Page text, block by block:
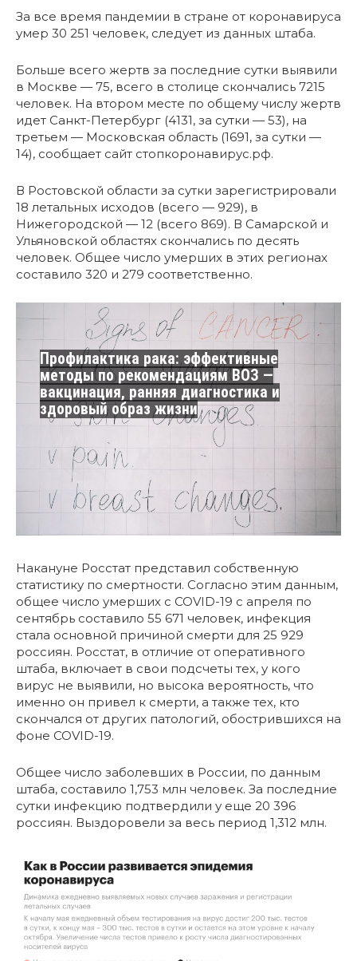
За все время пандемии в стране от коронавируса
умер 30 251 человек, следует из данных штаба.
Больше всего жертв за последние сутки выявили
в Москве — 75, всего в столице скончались 7215
человек. На втором месте по общему числу жертв
идет Санкт-Петербург (4131, за сутки — 53), на
третьем — Московская область (1691, за сутки —
14), сообщает сайт стопкоронавирус.рф.
В Ростовской области за сутки зарегистрировали
18 летальных исходов (всего — 929), в
Нижегородской — 12 (всего 869). В Самарской и
Ульяновской областях скончались по десять
человек. Общее число умерших в этих регионах
составило 320 и 279 соответственно.
Профилактика рака: эффективные
методы по рекомендациям ВОЗ —
вакцинация, ранняя диагностика и
здоровый образ жизни
Накануне Росстат представил собственную
статистику по смертности. Согласно этим данным,
общее число умерших с COVID-19 с апреля по
сентябрь составило 55 671 человек, инфекция
стала основной причиной смерти для 25 929
россиян. Росстат, в отличие от оперативного
штаба, включает в свои подсчеты тех, у кого
вирус не выявили, но высока вероятность, что
именно он привел к смерти, а также тех, кто
скончался от других патологий, обострившихся на
фоне COVID-19.
Общее число заболевших в России, по данным
штаба, составило 1,753 млн человек. За последние
сутки инфекцию подтвердили у еще 20 396
россиян. Выздоровели за весь период 1,312 млн.